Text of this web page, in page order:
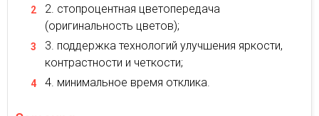
стопроцентная цветопередача
(оригинальность цветов);
поддержка технологий улучшения яркости,
контрастности и четкости;
минимальное время отклика.